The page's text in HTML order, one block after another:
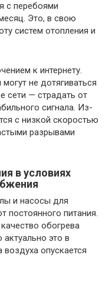
с перебоями
Это, в свою
систем отопления и
к интернету.
не дотягиваться
сети — страдать от
сигнала. Из-
с низкой скоростью
разрывами
в условиях
и насосы для
постоянного питания.
обогрева
это в
воздуха опускается